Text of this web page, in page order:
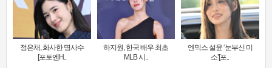
정은채, 화사한 명사수
[포토엔H..
하지원, 한국 배우 최초
MLB 시..
엔믹스 설윤 ‘눈부신 미
소’[포..